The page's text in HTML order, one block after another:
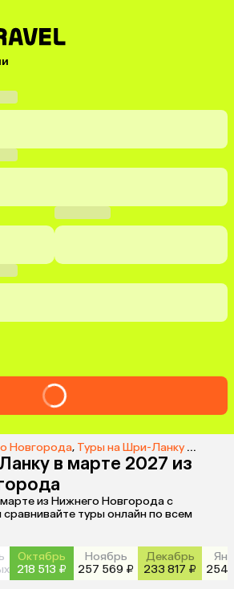
Новгорода, Туры на Шри-Ланку из Нижнего Новгорода
в марте 2027 из
из Нижнего Новгорода с
туры онлайн по всем
Октябрь
218 513 ₽
Ноябрь
257 569 ₽
Декабрь
233 817 ₽
254